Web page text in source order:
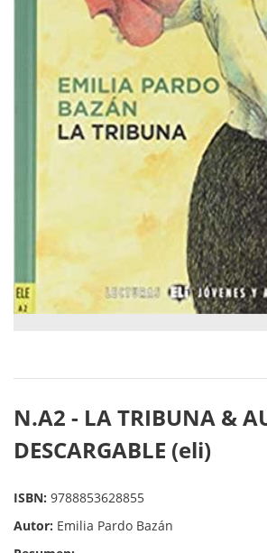
N.A2 - LA TRIBUNA &
DESCARGABLE (eli)
ISBN: 9788853628855
Autor: Emilia Pardo Bazán